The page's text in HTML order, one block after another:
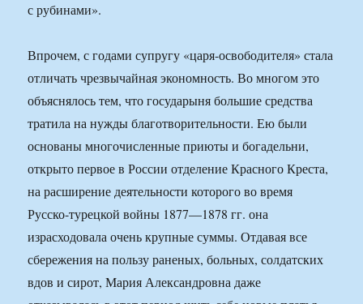
с рубинами».
Впрочем, с годами супругу «царя-освободителя» стала
отличать чрезвычайная экономность. Во многом это
объяснялось тем, что государыня большие средства
тратила на нужды благотворительности. Ею были
основаны многочисленные приюты и богадельни,
открыто первое в России отделение Красного Креста,
на расширение деятельности которого во время
Русско-турецкой войны 1877—1878 гг. она
израсходовала очень крупные суммы. Отдавая все
сбережения на пользу раненых, больных, солдатских
вдов и сирот, Мария Александровна даже